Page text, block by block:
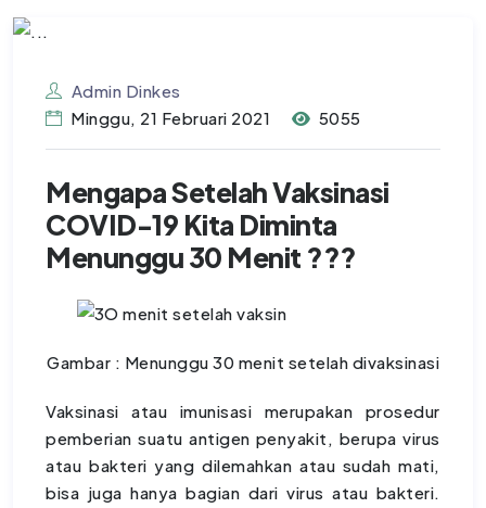
Admin Dinkes
Minggu, 21 Februari 2021
5055
Mengapa Setelah Vaksinasi
COVID-19 Kita Diminta
Menunggu 30 Menit ???
Gambar : Menunggu 30 menit setelah divaksinasi
Vaksinasi atau imunisasi merupakan prosedur
pemberian suatu antigen penyakit, berupa virus
atau bakteri yang dilemahkan atau sudah mati,
bisa juga hanya bagian dari virus atau bakteri.